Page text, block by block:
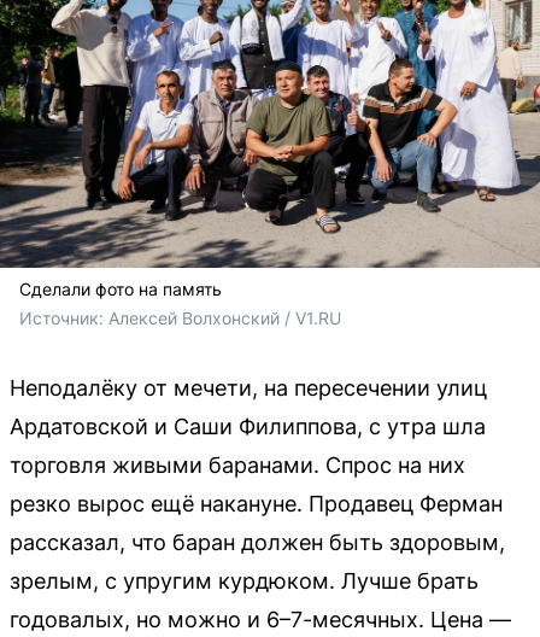
Сделали фото на память
Источник: Алексей Волхонский / V1.RU
Неподалёку от мечети, на пересечении улиц
Ардатовской и Саши Филиппова, с утра шла
торговля живыми баранами. Спрос на них
резко вырос ещё накануне. Продавец Ферман
рассказал, что баран должен быть здоровым,
зрелым, с упругим курдюком. Лучше брать
годовалых, но можно и 6–7-месячных. Цена —